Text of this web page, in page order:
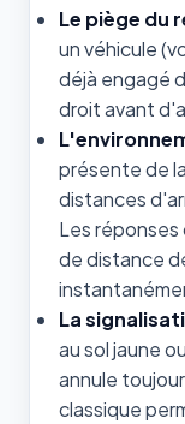
Le piège du
un véhicule
déjà engagé
droit avant
présente de
distances
Les réponses
de distance
La
au sol jaune
annule
classique